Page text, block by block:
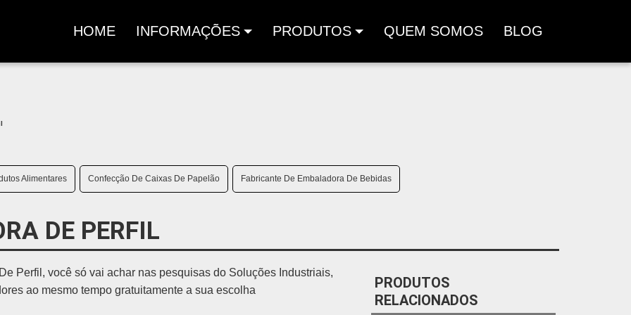
HOME
(CURRENT)INFORMAÇÕES PRODUTOS QUEM SOMOS BLOG
Alimentares Confecção De Caixas De Papelão Fabricante De Embaladora De Bebidas
DE PERFIL
Perfil, você só vai achar nas pesquisas do Soluções Industriais,
ao mesmo tempo gratuitamente a sua escolha
PRODUTOS
RELACIONADOS